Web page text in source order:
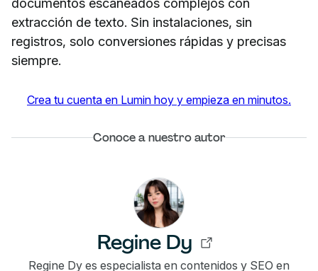
documentos escaneados complejos con
extracción de texto. Sin instalaciones, sin
registros, solo conversiones rápidas y precisas
siempre.
Crea tu cuenta en Lumin hoy y empieza en minutos.
Conoce a nuestro autor
Regine Dy
Regine Dy es especialista en contenidos y SEO en